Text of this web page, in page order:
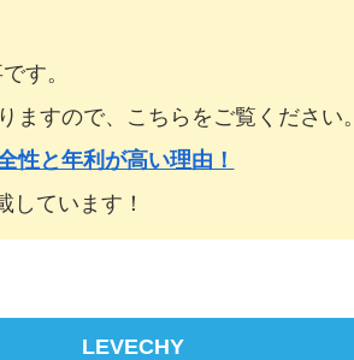
す。
ますので、こちらをご覧ください。
性と年利が高い理由！
しています！
LEVECHY